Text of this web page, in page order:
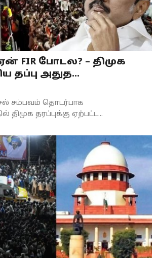
FIR போடல? – திமுக
தப்பு அதுத...
சம்பவம் தொடர்பாக
தரப்புக்கு ஏற்பட்ட...